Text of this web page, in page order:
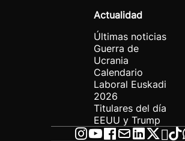
Actualidad
Últimas noticias
Guerra de
Ucrania
Calendario
Laboral Euskadi
2026
Titulares del día
EEUU y Trump